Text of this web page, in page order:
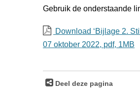
Gebruik de onderstaande
Download ‘Bijlage 2.
07 oktober 2022, pdf, 1MB
Deel deze pagina